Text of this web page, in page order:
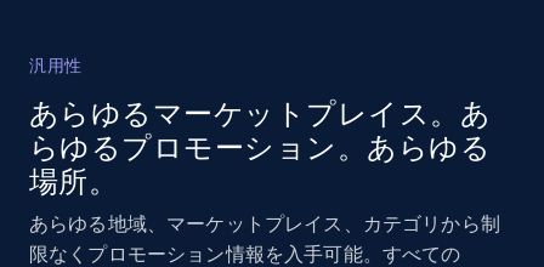
Amazon products global dataset - Collects
Title, Seller name, Brand, Description, Initial
price, Currency, Availability, Reviews count, and
more.
2.1K+ 375+ 今すぐ始める
汎用性
あらゆるマーケットプレイス。あ
らゆるプロモーション。あらゆる
場所。
あらゆる地域、マーケットプレイス、カテゴリから制
限なくプロモーション情報を入手可能。すべての